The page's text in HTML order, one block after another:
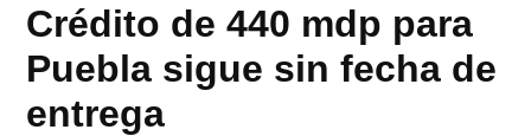
Crédito de 440 mdp para
Puebla sigue sin fecha de
entrega